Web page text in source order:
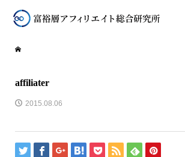
affiliater
2015.08.06